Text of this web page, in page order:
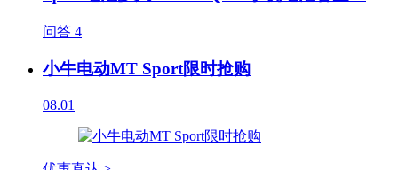
问答 4
小牛电动MT Sport限时抢购
08.01